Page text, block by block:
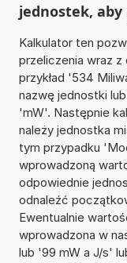
jednostek, aby
Kalkulator ten
przeliczenia wraz z
przykład '534
nazwę jednostki
'mW'. Następnie
należy jednostka
tym przypadku
wprowadzoną
odpowiednie
odnaleźć
Ewentualnie
wprowadzona w
lub '99 mW a J/s'